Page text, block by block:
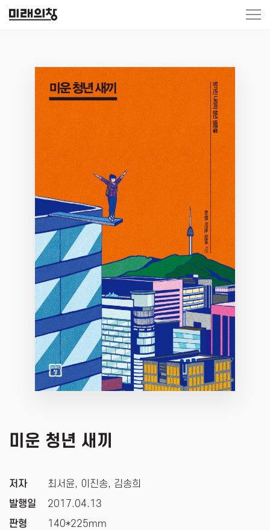
미운 청년 새끼
저자
발행일
판형
최서윤, 이진송, 김송희
2017.04.13
140*225mm